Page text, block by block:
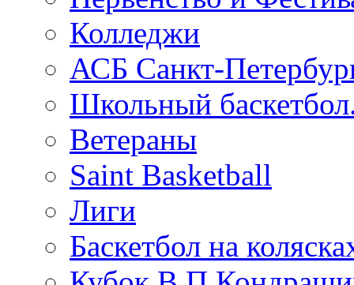
Колледжи
АСБ Санкт-
Школьный
Ветераны
Saint Basketball
Лиги
Баскетбол на